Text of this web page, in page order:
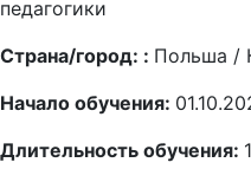
педагогики
Страна/город: : Польша /
Начало обучения:
Длительность обучения: